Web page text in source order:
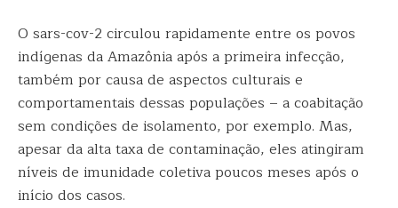
O sars-cov-2 circulou rapidamente entre os povos
indígenas da Amazônia após a primeira infecção,
também por causa de aspectos culturais e
comportamentais dessas populações – a coabitação
sem condições de isolamento, por exemplo. Mas,
apesar da alta taxa de contaminação, eles atingiram
níveis de imunidade coletiva poucos meses após o
início dos casos.